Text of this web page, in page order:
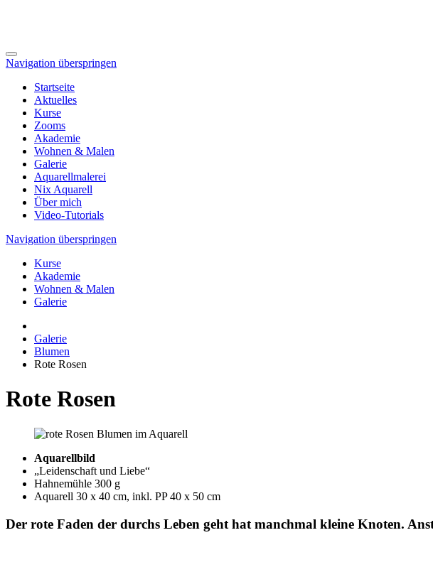
Navigation überspringen
Startseite
Aktuelles
Kurse
Zooms
Akademie
Wohnen & Malen
Galerie
Aquarellmalerei
Nix Aquarell
Über mich
Video-Tutorials
Navigation überspringen
Kurse
Akademie
Wohnen & Malen
Galerie
Galerie
Blumen
Rote Rosen
Rote Rosen
Aquarellbild
„Leidenschaft und Liebe“
Hahnemühle 300 g
Aquarell 30 x 40 cm, inkl. PP 40 x 50 cm
Der rote Faden der durchs Leben geht hat manchmal kleine Knoten.